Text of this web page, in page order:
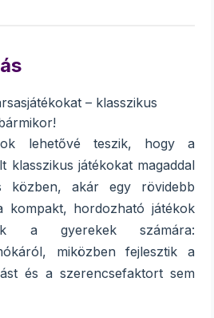
– klasszikus
lehetővé teszik, hogy a
klasszikus játékokat magaddal
közben, akár egy rövidebb
kompakt, hordozható játékok
a gyerekek számára:
miközben fejlesztik a
és a szerencsefaktort sem